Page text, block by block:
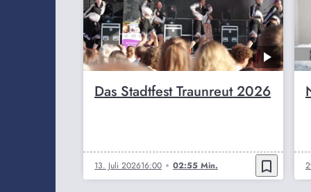
Das Stadtfest Traunreut 2026
13. Juli 202616:00 02:55 Min. bookmark_border